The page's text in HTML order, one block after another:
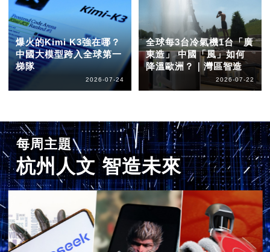
爆火的Kimi K3強在哪？
中國大模型跨入全球第一
梯隊
2026-07-24
全球每3台冷氣機1台「廣
東造」 中國「風」如何
降溫歐洲？｜灣區智造
2026-07-22
每周主題
杭州人文 智造未來